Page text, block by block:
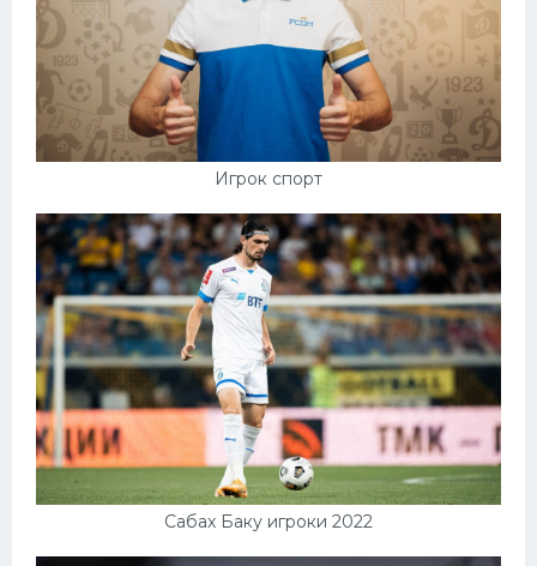
Игрок спорт
Сабах Баку игроки 2022